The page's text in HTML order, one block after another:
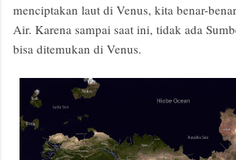
menciptakan laut di Venus, kita benar-
Air. Karena sampai saat ini, tidak ada
bisa ditemukan di Venus.